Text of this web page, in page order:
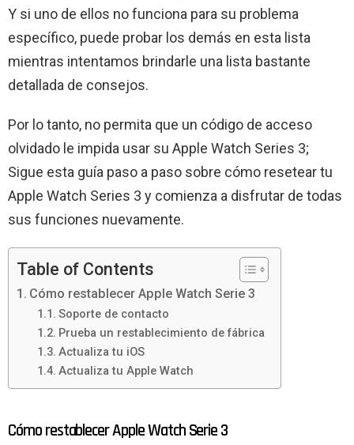
Y si uno de ellos no funciona para su problema
específico, puede probar los demás en esta lista
mientras intentamos brindarle una lista bastante
detallada de consejos.
Por lo tanto, no permita que un código de acceso
olvidado le impida usar su Apple Watch Series 3;
Sigue esta guía paso a paso sobre cómo resetear tu
Apple Watch Series 3 y comienza a disfrutar de todas
sus funciones nuevamente.
Table of Contents
Cómo restablecer Apple Watch Serie 3
Soporte de contacto
Prueba un restablecimiento de fábrica
Actualiza tu iOS
Actualiza tu Apple Watch
Cómo restablecer Apple Watch Serie 3